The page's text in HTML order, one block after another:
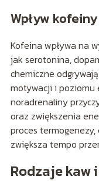
Wpływ
Kofeina wpływa na
jak serotonina,
chemiczne
motywacji i poziomu
noradrenaliny
oraz zwiększenia
proces
zwiększa tempo
Rodzaje kaw